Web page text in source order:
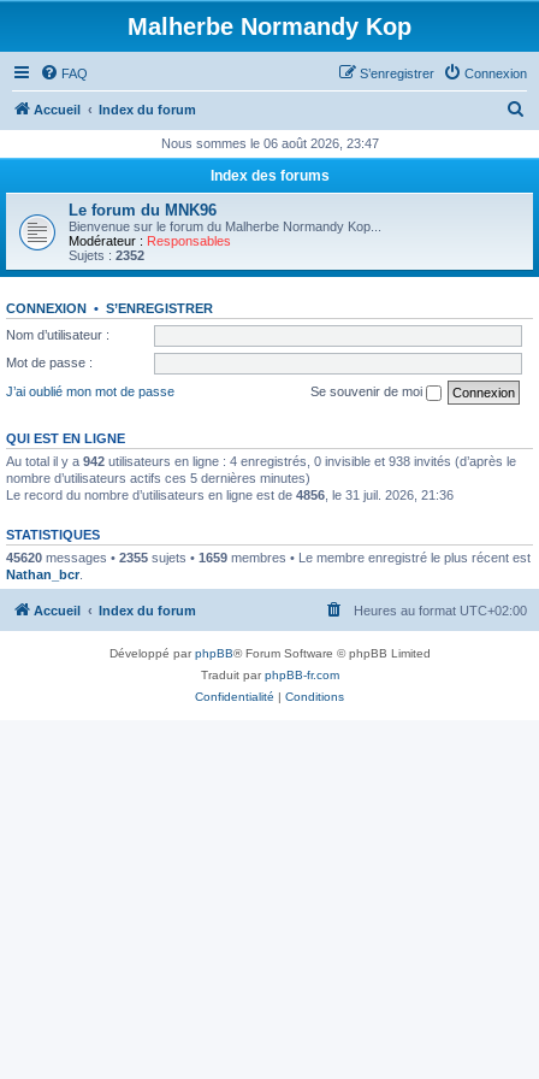
Malherbe Normandy Kop
FAQ Connexion
S’enregistrer
Accueil Index du forum
h
c
Nous sommes le 06 août 2026, 23:47
Index des forums
Le forum du MNK96
Bienvenue sur le forum du Malherbe Normandy Kop...
Modérateur : Responsables
Sujets : 2352
CONNEXION • S’ENREGISTRER
Nom d’utilisateur :
Mot de passe :
J’ai oublié mon mot de passe
Se souvenir de moi
QUI EST EN LIGNE
Au total il y a 942 utilisateurs en ligne : 4 enregistrés, 0 invisible et 938 invités (d’après le
nombre d’utilisateurs actifs ces 5 dernières minutes)
Le record du nombre d’utilisateurs en ligne est de 4856 , le 31 juil. 2026, 21:36
STATISTIQUES
45620 messages • 2355 sujets • 1659 membres • Le membre enregistré le plus récent est
Nathan_bcr.
Accueil Index du forum Heures au format UTC+02:00
Développé parphpBB® Forum Software © phpBB Limited
Traduit parphpBB-fr.com
Confidentialité | Conditions